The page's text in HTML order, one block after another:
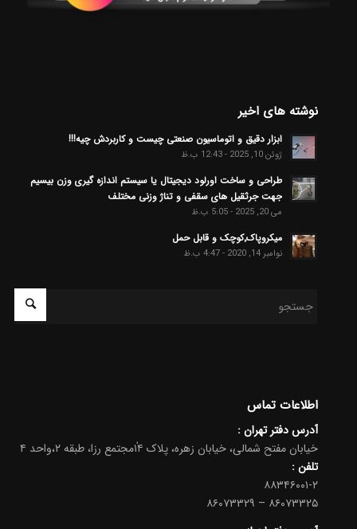
نوشته های اخیر
ابزار دقیق و اتوماسیون صنعتی چیست و کاربردش چیه!!!
ژوئن 10, 2025 - 12:43 ب.ظ
طراحی و ساخت اورلود دیجیتال یا سیستم اندازه گیری وزن بیسیم
جهت جرثقیل های سقفی و تناژ وزنی مختلف
می 20, 2025 - 5:05 ب.ظ
میکروپاک٬کوچک و قابل حمل
نوامبر 14, 2020 - 4:47 ب.ظ
اطلاعات تماس
آدرس دفتر تهران :
خیابان مفتح شمالی، خیابان زهره، پلاک ۱۴ٰمجتمع رزا، طبقه ۲،واحد ۴
تلفن :
۸۸۳۴۶۰۰۱-۲
۸۶۰۷۳۳۲۵ – ۸۶۰۷۳۳۲۹